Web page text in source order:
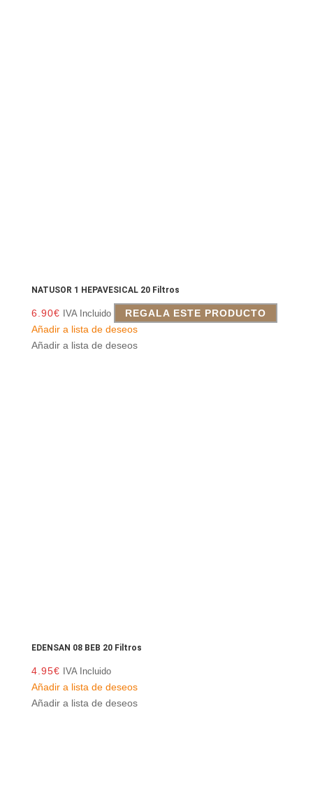
NATUSOR 1 HEPAVESICAL 20 Filtros
6.90€ IVA Incluido
REGALA ESTE PRODUCTO
Añadir a lista de deseos
Añadir a lista de deseos
EDENSAN 08 BEB 20 Filtros
4.95€ IVA Incluido
Añadir a lista de deseos
Añadir a lista de deseos